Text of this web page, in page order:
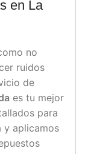
en La
no
ruidos
de
es tu mejor
para
y aplicamos